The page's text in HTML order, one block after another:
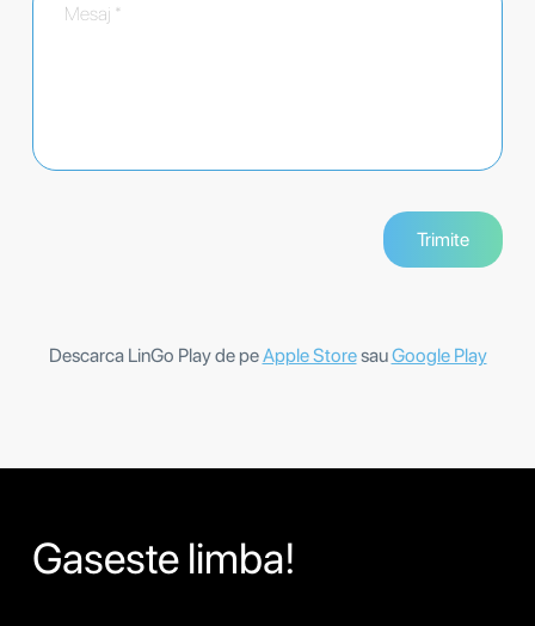
Descarca LinGo Play de peApple StoresauGoogle Play
Gaseste limba!